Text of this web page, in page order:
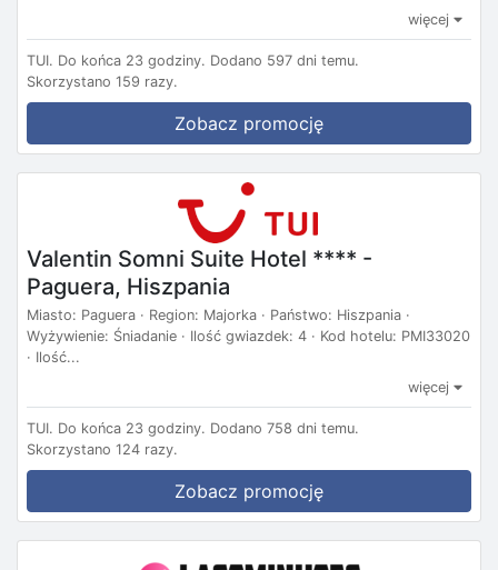
więcej
TUI. Do końca 23 godziny. Dodano 597 dni temu.
Skorzystano 159 razy.
Zobacz promocję
Valentin Somni Suite Hotel **** -
Paguera, Hiszpania
Miasto: Paguera · Region: Majorka · Państwo: Hiszpania ·
Wyżywienie: Śniadanie · Ilość gwiazdek: 4 · Kod hotelu: PMI33020
· Ilość...
więcej
TUI. Do końca 23 godziny. Dodano 758 dni temu.
Skorzystano 124 razy.
Zobacz promocję